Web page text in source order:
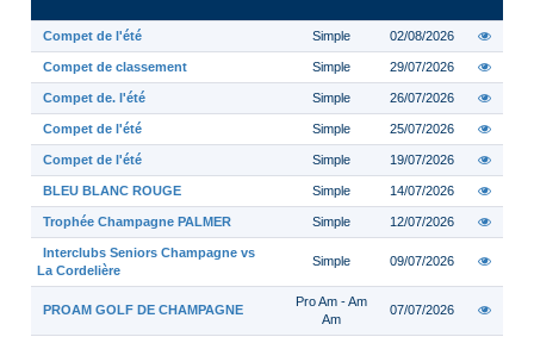
Compet de l'été Simple 02/08/2026
Compet de classement Simple 29/07/2026
Compet de. l'été Simple 26/07/2026
Compet de l'été Simple 25/07/2026
Compet de l'été Simple 19/07/2026
BLEU BLANC ROUGE Simple 14/07/2026
Trophée Champagne PALMER Simple 12/07/2026
Interclubs Seniors Champagne vs
La Cordelière
Simple 09/07/2026
PROAM GOLF DE CHAMPAGNE
Pro Am - Am
Am
07/07/2026